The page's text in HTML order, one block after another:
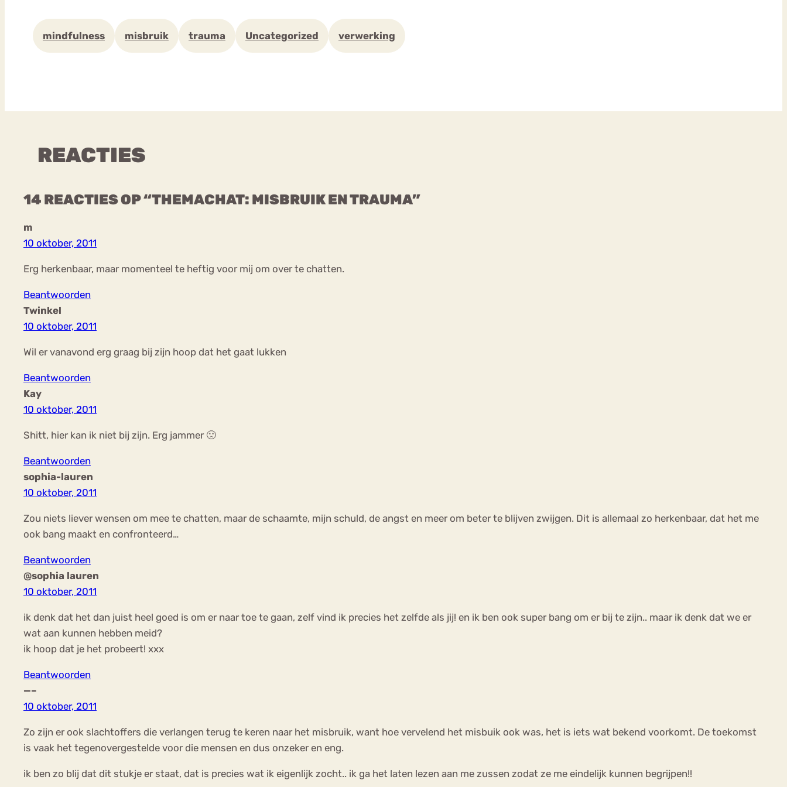
mindfulness misbruik trauma Uncategorized verwerking
REACTIES
14 REACTIES OP “THEMACHAT: MISBRUIK EN TRAUMA”
m
10 oktober, 2011
Erg herkenbaar, maar momenteel te heftig voor mij om over te chatten.
Beantwoorden
Twinkel
10 oktober, 2011
Wil er vanavond erg graag bij zijn hoop dat het gaat lukken
Beantwoorden
Kay
10 oktober, 2011
Shitt, hier kan ik niet bij zijn. Erg jammer 🙁
Beantwoorden
sophia-lauren
10 oktober, 2011
Zou niets liever wensen om mee te chatten, maar de schaamte, mijn schuld, de angst en meer om beter te blijven zwijgen. Dit is allemaal zo herkenbaar, dat het me
ook bang maakt en confronteerd…
Beantwoorden
@sophia lauren
10 oktober, 2011
ik denk dat het dan juist heel goed is om er naar toe te gaan, zelf vind ik precies het zelfde als jij! en ik ben ook super bang om er bij te zijn.. maar ik denk dat we er
wat aan kunnen hebben meid?
ik hoop dat je het probeert! xxx
Beantwoorden
—–
10 oktober, 2011
Zo zijn er ook slachtoffers die verlangen terug te keren naar het misbruik, want hoe vervelend het misbuik ook was, het is iets wat bekend voorkomt. De toekomst
is vaak het tegenovergestelde voor die mensen en dus onzeker en eng.
ik ben zo blij dat dit stukje er staat, dat is precies wat ik eigenlijk zocht.. ik ga het laten lezen aan me zussen zodat ze me eindelijk kunnen begrijpen!!